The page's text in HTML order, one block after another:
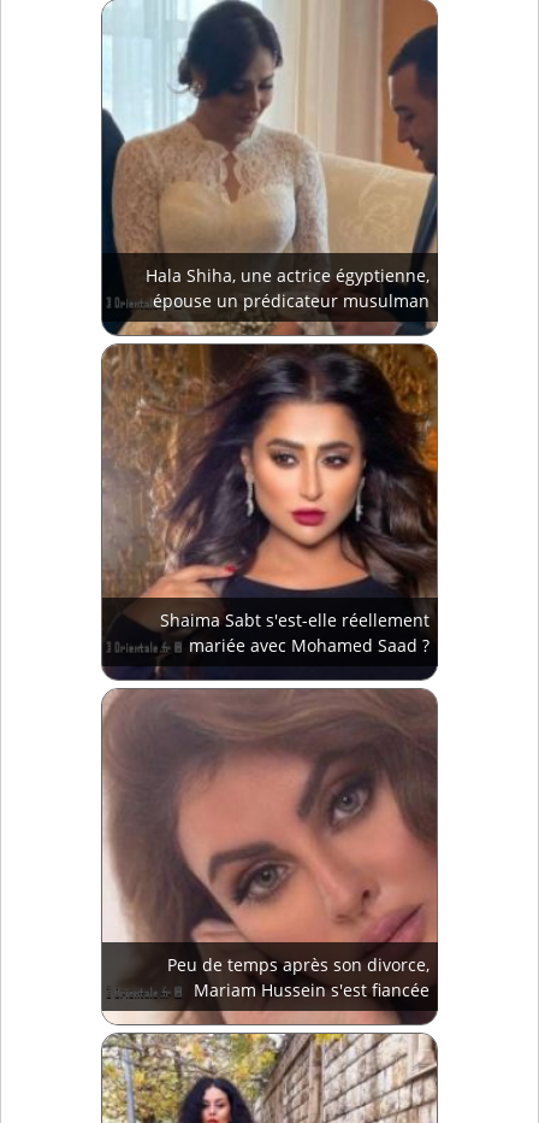
Hala Shiha, une actrice égyptienne,
épouse un prédicateur musulman
Shaima Sabt s'est-elle réellement
mariée avec Mohamed Saad ?
Peu de temps après son divorce,
Mariam Hussein s'est fiancée